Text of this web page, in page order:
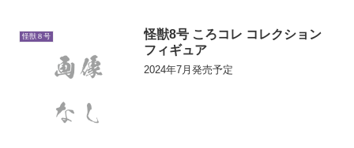
怪獣８号
怪獣8号 ころコレ コレクション
フィギュア
2024年7月発売予定